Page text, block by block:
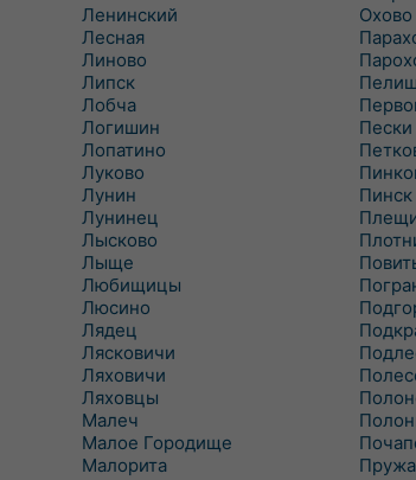
Ленинский
Лесная
Линово
Липск
Лобча
Логишин
Лопатино
Луково
Лунин
Лунинец
Лысково
Лыще
Любищицы
Люсино
Лядец
Лясковичи
Ляховичи
Ляховцы
Малеч
Малое Городище
Малорита
Охово
Пески
Пинск